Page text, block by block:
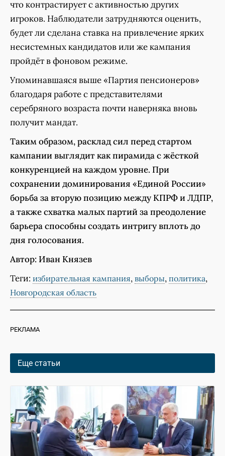
что контрастирует с активностью других
игроков. Наблюдатели затрудняются оценить,
будет ли сделана ставка на привлечение ярких
несистемных кандидатов или же кампания
пройдёт в фоновом режиме.
Упоминавшаяся выше «Партия пенсионеров»
благодаря работе с представителями
серебряного возраста почти наверняка вновь
получит мандат.
Таким образом, расклад сил перед стартом
кампании выглядит как пирамида с жёсткой
конкуренцией на каждом уровне. При
сохранении доминирования «Единой России»
борьба за вторую позицию между КПРФ и ЛДПР,
а также схватка малых партий за преодоление
барьера способны создать интригу вплоть до
дня голосования.
Автор: Иван Князев
Теги: избирательная кампания, выборы, политика,
Новгородская область
РЕКЛАМА
Еще статьи